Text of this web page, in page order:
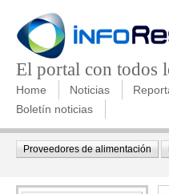
El portal con todos
Home Noticias
Boletín noticias
Proveedores de alimentación